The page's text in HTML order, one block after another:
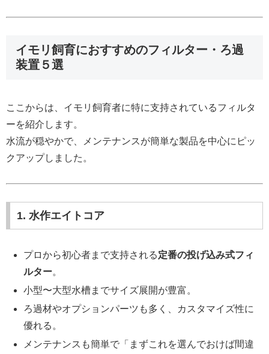
イモリ飼育におすすめのフィルター・ろ過
装置５選
ここからは、イモリ飼育者に特に支持されているフィルタ
ーを紹介します。
水流が穏やかで、メンテナンスが簡単な製品を中心にピッ
クアップしました。
1. 水作エイトコア
プロから初心者まで支持される定番の投げ込み式フィ
ルター。
小型〜大型水槽までサイズ展開が豊富。
ろ過材やオプションパーツも多く、カスタマイズ性に
優れる。
メンテナンスも簡単で「まずこれを選んでおけば間違